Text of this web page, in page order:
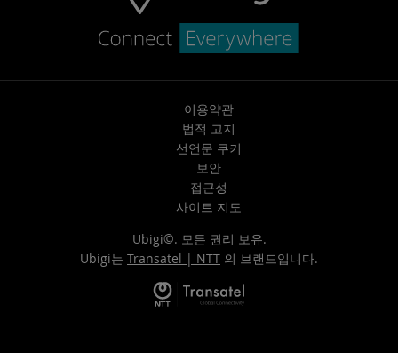
이용약관
법적 고지
선언문 쿠키
보안
접근성
사이트 지도
Ubigi©. 모든 권리 보유.
Ubigi는 Transatel | NTT 의 브랜드입니다.